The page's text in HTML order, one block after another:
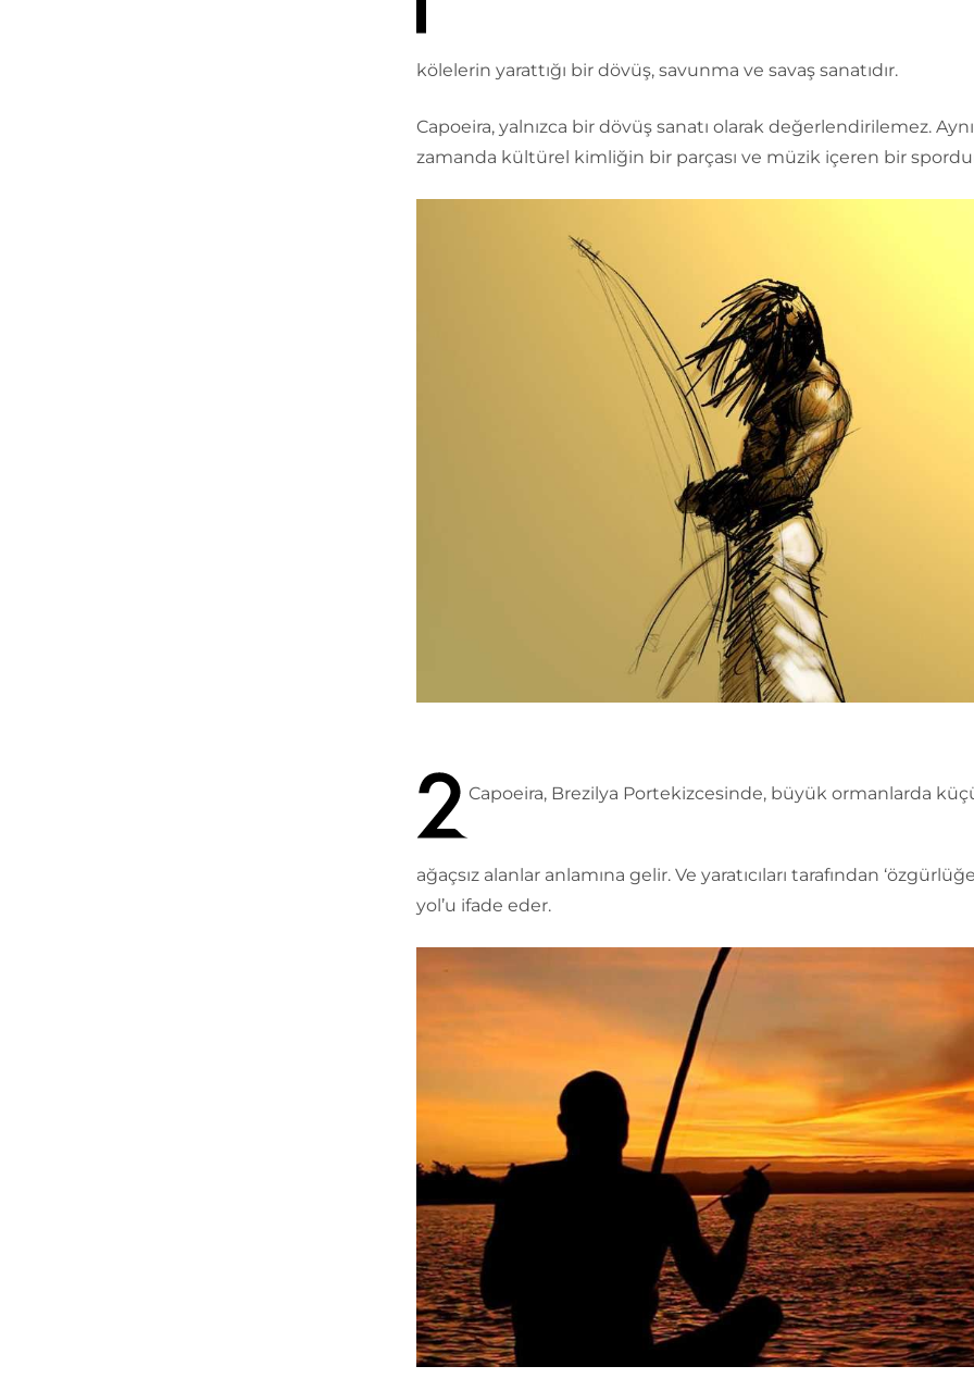
kölelerin yarattığı bir dövüş, savunma ve savaş sanatıdır.
Capoeira, yalnızca bir dövüş sanatı olarak değerlendirilemez. Aynı
zamanda kültürel kimliğin bir parçası ve müzik içeren bir
Capoeira, Brezilya Portekizcesinde, büyük ormanlarda
ağaçsız alanlar anlamına gelir. Ve yaratıcıları tarafından
yol’u ifade eder.